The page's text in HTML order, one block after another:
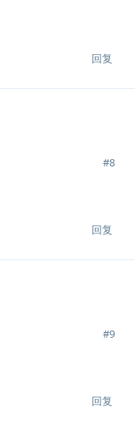
回复
#8
回复
#9
回复